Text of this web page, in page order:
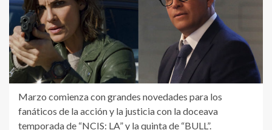
Marzo comienza con grandes novedades para los
fanáticos de la acción y la justicia con la doceava
temporada de “NCIS: LA” y la quinta de “BULL”.